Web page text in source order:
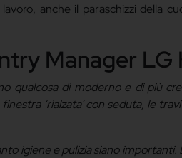
anche il paraschizzi della
Manager LG
qualcosa di moderno e di più
‘rialzata’ con seduta, le
igiene e pulizia siano